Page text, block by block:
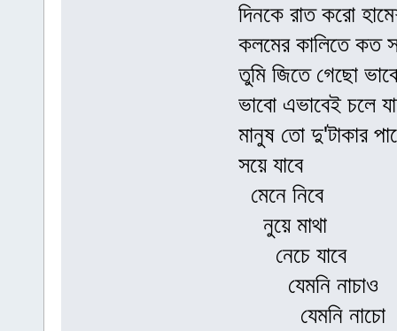
দিনকে রাত করো
কলমের কালিতে কত
তুমি জিতে গেছো
ভাবো এভাবেই চলে
মানুষ তো দু'টাকার
সয়ে যাবে
মেনে নিবে
নুয়ে মাথা
নেচে যাবে
যেমনি নাচাও
যেমনি নাচো